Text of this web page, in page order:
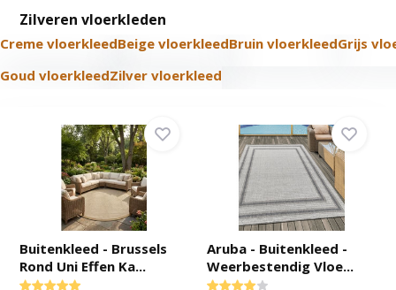
Zilveren vloerkleden
Creme vloerkleedBeige vloerkleedBruin vloerkleedGrijs
Goud vloerkleedZilver vloerkleed
Buitenkleed - Brussels
Rond Uni Effen Ka...
Aruba - Buitenkleed -
Weerbestendig Vloe...